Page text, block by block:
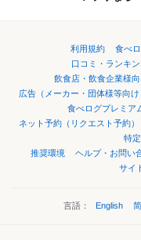
利用規約 食べ
口コミ・ランキ
飲食店・飲食企業様
広告（メーカー・団体様等向
食べログプレミア
ネット予約（リクエスト予約）
特
推奨環境
ヘルプ・お問い
サイ
言語： English